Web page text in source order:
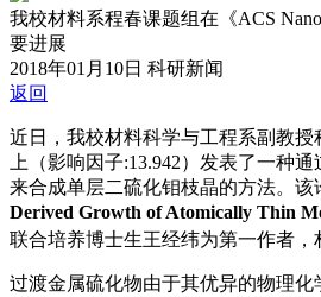
我校材料系程春课题组在《ACS
要进展
2018年01月10日 科研新闻
返回
近日，我校材料科学与工程系副教授
上（影响因子:13.942）发表了一种
来合成单层二硫化钼枝晶的方法。该
Derived Growth of Atomically Thin
联合培养博士生王经纬为第一作者，
过渡金属硫化物由于其优异的物理